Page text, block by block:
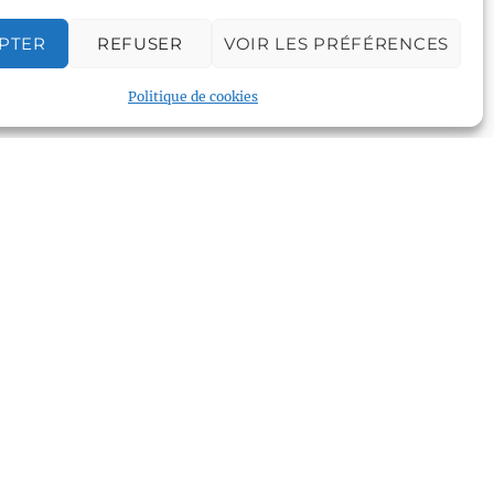
REFUSER VOIR LES PRÉFÉRENCES
Politique de cookies
Apéro mensuel en présentiel